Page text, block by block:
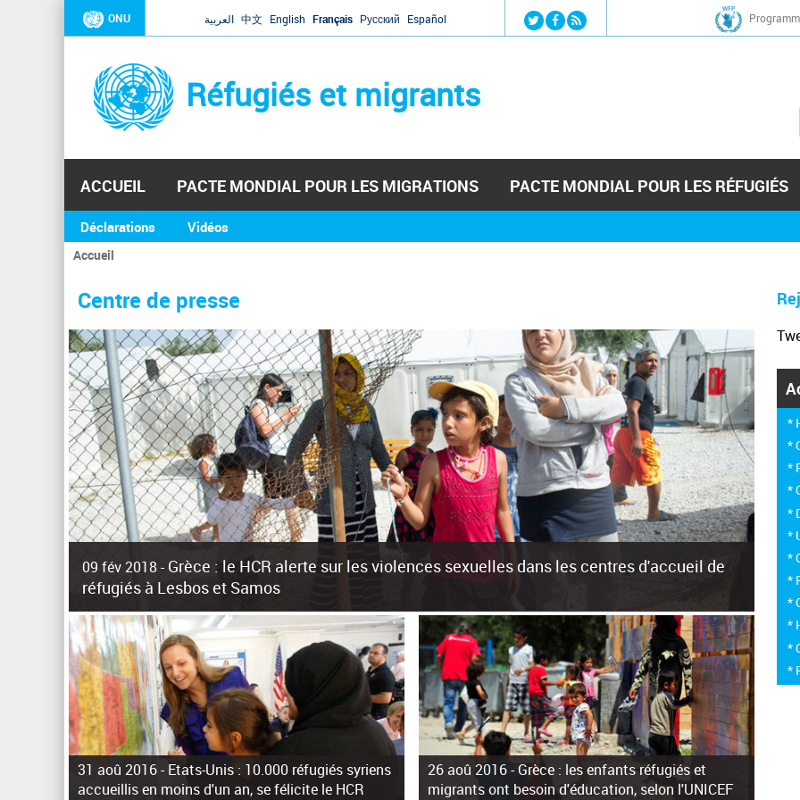
Jump to navigation
ONU العربية 中文 English Français Русский Español
Réfugiés et migrants
ACCUEIL PACTE MONDIAL POUR LES MIGRATIONS PACTE MONDIAL POUR LES RÉFUGIÉS
Déclarations Vidéos
Vous
ici
Accueil
Centre de presse
09 fév 2018 - Grèce : le HCR alerte sur les violences sexuelles dans les centres d'accueil de
réfugiés à Lesbos et Samos
La surpopulation des centres d'accueil de réfugiés et migrants sur les îles grecques est source de violences et de
harcèlement sexuel a alerté vendredi le Haut-Commissariat des Nations Unies pour
31 aoû 2016 - Etats-Unis : 10.000 réfugiés syriens
accueillis en moins d'un an, se félicite le HCR
26 aoû 2016 -Grèce : les enfants réfugiés et
migrants ont besoin d'éducation, selon l'UNICEF
*
*
*
*
*
*
*
*
*
*
*
*